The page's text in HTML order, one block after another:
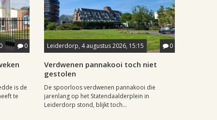
0
is de
te
Leiderdorp, 4 augustus 2026, 15:15 0
Verdwenen pannakooi toch niet
gestolen
De spoorloos verdwenen pannakooi die
jarenlang op het Statendaalderplein in
Leiderdorp stond, blijkt toch...